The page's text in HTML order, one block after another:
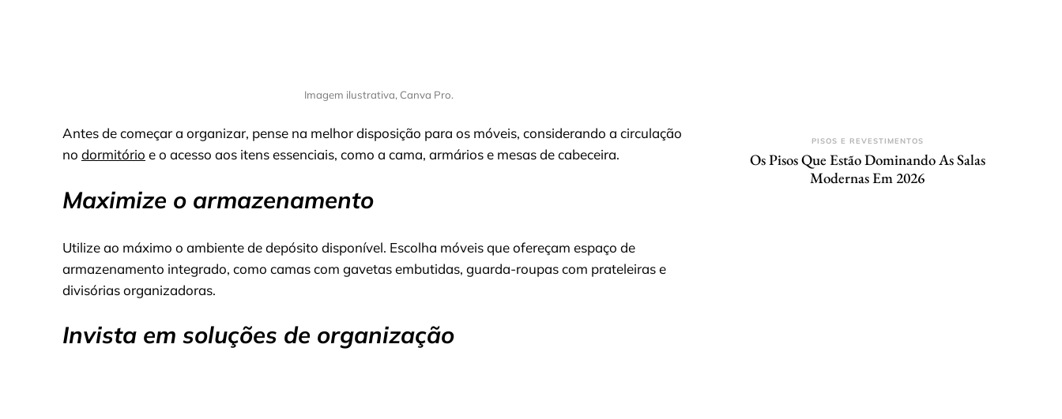
Imagem ilustrativa, Canva Pro.
Antes de começar a organizar, pense na melhor disposição para os móveis, considerando a circulação
no dormitório e o acesso aos itens essenciais, como a cama, armários e mesas de cabeceira.
Maximize o armazenamento
Utilize ao máximo o ambiente de depósito disponível. Escolha móveis que ofereçam espaço de
armazenamento integrado, como camas com gavetas embutidas, guarda-roupas com prateleiras e
divisórias organizadoras.
Invista em soluções de organização
PISOS E REVESTIMENTOS
Os Pisos Que Estão Dominando As Salas
Modernas Em 2026